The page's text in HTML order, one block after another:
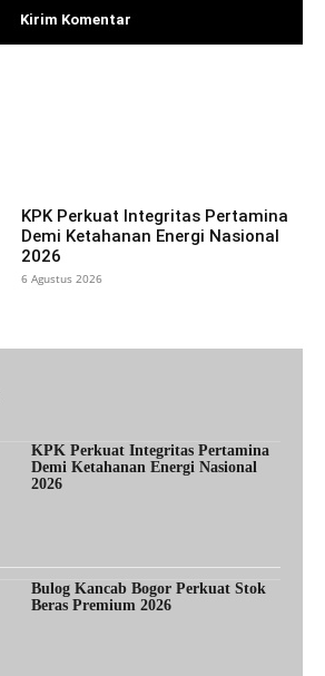
KPK Perkuat Integritas Pertamina
Demi Ketahanan Energi Nasional
2026
6 Agustus 2026
KPK Perkuat Integritas Pertamina
Demi Ketahanan Energi Nasional
2026
Bulog Kancab Bogor Perkuat Stok
Beras Premium 2026